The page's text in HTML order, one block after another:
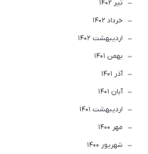
تير 1402
خرداد 1402
ارديبهشت 1402
بهمن 1401
آذر 1401
آبان 1401
ارديبهشت 1401
مهر 1400
شهریور 1400